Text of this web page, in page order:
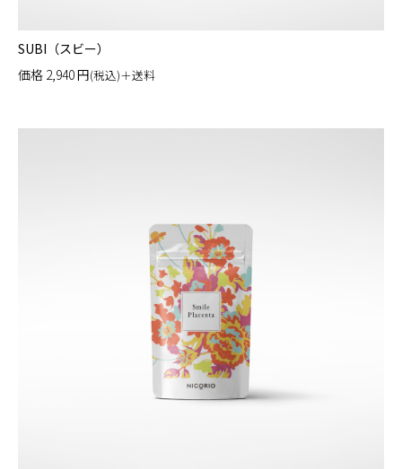
SUBI（スビー）
価格 2,940円(税込)＋送料